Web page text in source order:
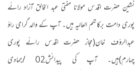
نشین حضرت اقدس مولانا مفتی عبد الخالق آزاد رائے
پوری دامت برکاتہم العالیہ ہیں۔ آپ کے والد گرامی راؤ
عبدالرؤف خان(مجاز حضرت اقدس رائے پوری
چہارم)ہیں۔ آپ کی پیدائش02 /
جمادی